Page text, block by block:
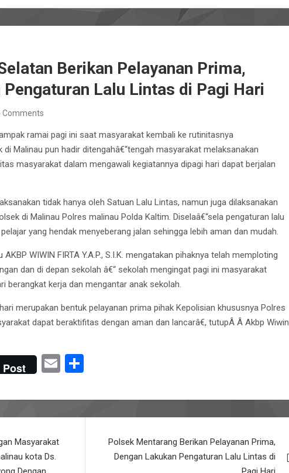
Berikan Pelayanan Prima,
Pengaturan Lalu Lintas di Pagi Hari
Comments
ramai pagi ini saat masyarakat kembali ke rutinitasnya
di Malinau pun hadir ditengahâ€“tengah masyarakat melaksanakan
masyarakat dalam mengawali kegiatannya dipagi hari dapat berjalan
tidak hanya oleh Satuan Lalu Lintas, namun juga dilaksanakan
di Malinau Polres malinau Polda Kaltim. Diselaâ€“sela pengaturan lalu
yang hendak menyeberang jalan sehingga lebih aman dan mudah.
WIWIN FIRTA Y.A.P., S.I.K. mengatakan pihaknya telah memploting
dan di depan sekolah â€“ sekolah mengingat pagi ini masyarakat
berangkat kerja dan mengantar anak sekolah.
merupakan bentuk pelayanan prima pihak Kepolisian khususnya Polres
dapat beraktifitas dengan aman dan lancarâ€, tutupÂ Â Akbp Wiwin
Post
E
ail ar
e
Masyarakat
kota Ds.
Polsek Mentarang Berikan Pelayanan Prima,
Dengan Lakukan Pengaturan Lalu Lintas di